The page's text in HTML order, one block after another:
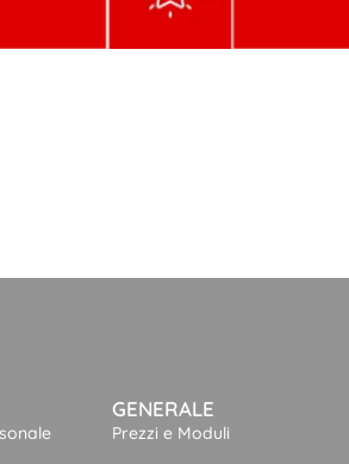
GENERALE
Prezzi e Moduli